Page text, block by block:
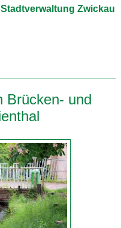
Stadtverwaltung Zwickau
Brücken- und